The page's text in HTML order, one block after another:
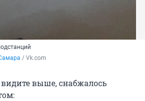
/ Vk.com
выше, снабжалось